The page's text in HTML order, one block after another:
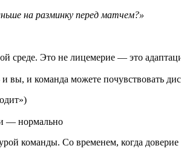
на разминку перед матчем?»
среде. Это не лицемерие — это
и команда можете почувствовать
— нормально
команды. Со временем, когда доверие